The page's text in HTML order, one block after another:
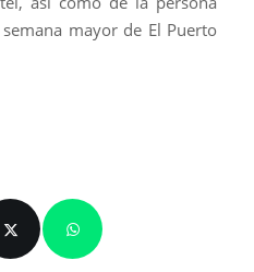
mayor de El Puerto